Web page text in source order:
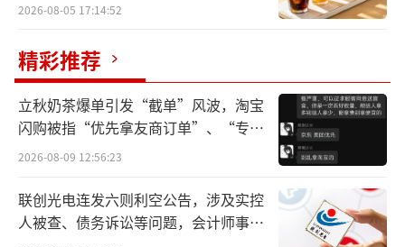
业内人士告诉健识局，函件下发1个月来，
部分药企受到定价策略压力后，为了避免院
内“主战场”利益受损，会选择提高线上平台
价格，以达到“多端价格统一”。有长沙的药
店老板接受《每日经济新闻》采访时表示，近
期频繁收到上游厂家发来的下架药品的“警
告”甚至直接断供。
近期也有消费者发现，多个常备药品例如
2026-08-05 17:14:52
精彩推荐
立秋奶茶爆单引发“截单”风波，淘宝
闪购被指“优先拿友商订单”、“专挑
贵的拿”
2026-08-09 12:56:23
联创光电连发六则利空公告，涉及实控
人被查、债务诉讼等问题，会计师事务